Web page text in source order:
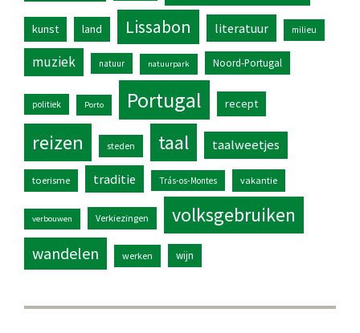
kunst land Lissabon literatuur milieu
muziek natuur natuurpark Noord-Portugal
politiek Porto Portugal recept
reizen steden taal taalweetjes
toerisme traditie Trás-os-Montes vakantie
verbouwen Verkiezingen volksgebruiken
wandelen werken wijn